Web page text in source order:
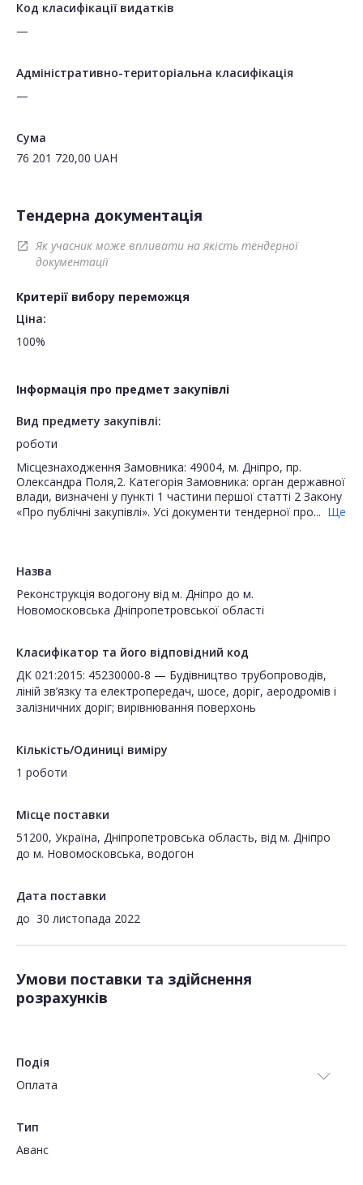
Код класифікації видатків
—
Адміністративно-територіальна класифікація
—
Сума
76 201 720,00 UAH
Тендерна документація
open_in_new
Як учасник може впливати на якість тендерної
документації
Критерії вибору переможця
Ціна:
100%
Інформація про предмет закупівлі
Вид предмету закупівлі:
роботи
Місцезнаходження Замовника: 49004, м. Дніпро, пр.
Олександра Поля,2. Категорія Замовника: орган державної
влади, визначені у пункті 1 частини першої статті 2 Закону
«Про публічні закупівлі». Усі документи тендерної про... Ще
Назва
Реконструкція водогону від м. Дніпро до м.
Новомосковська Дніпропетровської області
Класифікатор та його відповідний код
ДК 021:2015: 45230000-8 — Будівництво трубопроводів,
ліній зв’язку та електропередач, шосе, доріг, аеродромів і
залізничних доріг; вирівнювання поверхонь
Кількість/Одиниці виміру
1 роботи
Місце поставки
51200, Україна, Дніпропетровська область, від м. Дніпро
до м. Новомосковська, водогон
Дата поставки
до 30 листопада 2022
Умови поставки та здійснення
розрахунків
Подія
Оплата
Тип
Аванс